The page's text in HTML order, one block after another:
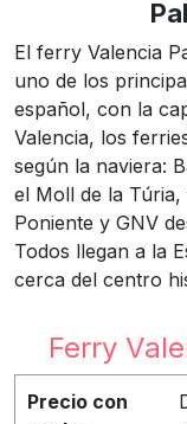
El ferry Valencia
uno de los
español, con la
Valencia, los
según la naviera:
el Moll de la Túria,
Poniente y GNV
Todos llegan a la
cerca del centro
Ferry
Precio con